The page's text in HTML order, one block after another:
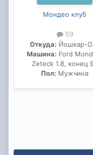
Мондео клуб
59
Откуда: Йошкар-
Машина: Ford
Zeteck 1.8, конец
Пол: Мужчина